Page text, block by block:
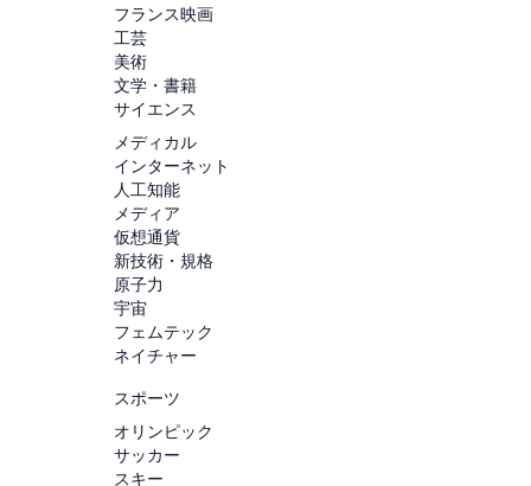
フランス映画
工芸
美術
文学・書籍
サイエンス
メディカル
インターネット
人工知能
メディア
仮想通貨
新技術・規格
原子力
宇宙
フェムテック
ネイチャー
スポーツ
オリンピック
サッカー
スキー